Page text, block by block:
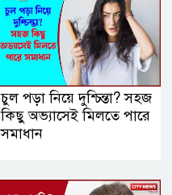
চুল পড়া নিয়ে দুশ্চিন্তা? সহজ
কিছু অভ্যাসেই মিলতে পারে
সমাধান